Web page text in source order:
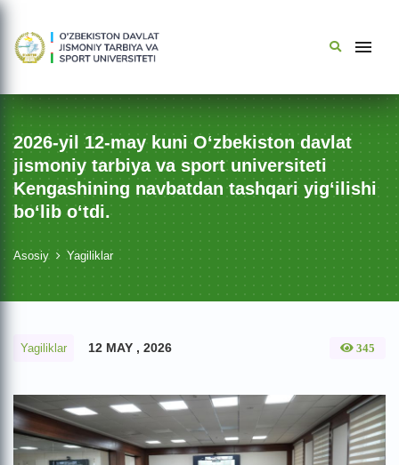
2026-yil 12-may kuni O‘zbekiston davlat
jismoniy tarbiya va sport universiteti
Kengashining navbatdan tashqari yig‘ilishi
bo‘lib o‘tdi.
Asosiy Yagiliklar
Yagiliklar 12 MAY , 2026 345